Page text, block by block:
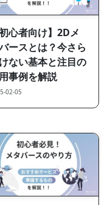
初心者向け】2Dメ
ースとは？今さら
ない基本と注目の
事例を解説
02-05